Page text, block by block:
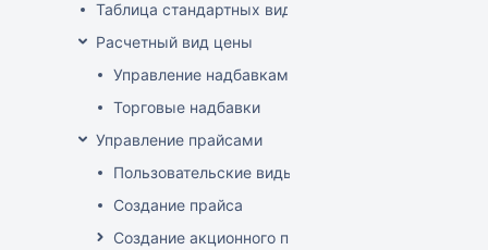
Таблица стандартных видов цен
Расчетный вид цены
Управление надбавками
Торговые надбавки
Управление прайсами
Пользовательские виды цен
Создание прайса
Создание акционного прайса